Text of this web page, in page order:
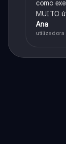
como
MUITO
Ana
utilizadora